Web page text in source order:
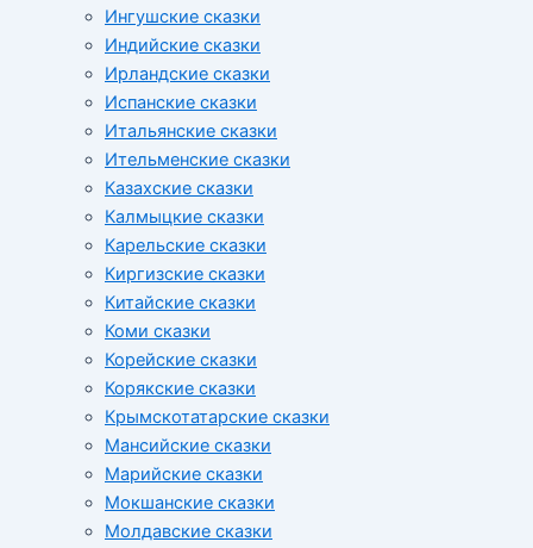
Ингушские сказки
Индийские сказки
Ирландские сказки
Испанские сказки
Итальянские сказки
Ительменские сказки
Казахские сказки
Калмыцкие сказки
Карельские сказки
Киргизские сказки
Китайские сказки
Коми сказки
Корейские сказки
Корякские сказки
Крымскотатарские сказки
Мансийские сказки
Марийские сказки
Мокшанские сказки
Молдавские сказки